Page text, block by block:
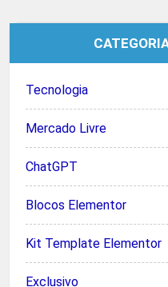
Tecnologia
Mercado Livre
ChatGPT
Blocos Elementor
Kit Template Elementor
Exclusivo